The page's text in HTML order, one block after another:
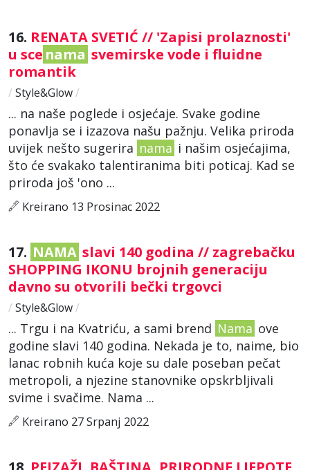
16. RENATA SVETIĆ // 'Zapisi prolaznosti'
u sce nama svemirske vode i fluidne
romantik
/ Style&Glow/
... na naše poglede i osjećaje. Svake godine
ponavlja se i izazova našu pažnju. Velika priroda
uvijek nešto sugerira nama i našim osjećajima,
što će svakako talentiranima biti poticaj. Kad se
priroda još 'ono ...
Kreirano 13 Prosinac 2022
17. NAMA slavi 140 godina // zagrebačku
SHOPPING IKONU brojnih generaciju
davno su otvorili bečki trgovci
/ Style&Glow/
... Trgu i na Kvatriću, a sami brend Nama ove
godine slavi 140 godina. Nekada je to, naime, bio
lanac robnih kuća koje su dale poseban pečat
metropoli, a njezine stanovnike opskrbljivali
svime i svačime. Nama ...
Kreirano 27 Srpanj 2022